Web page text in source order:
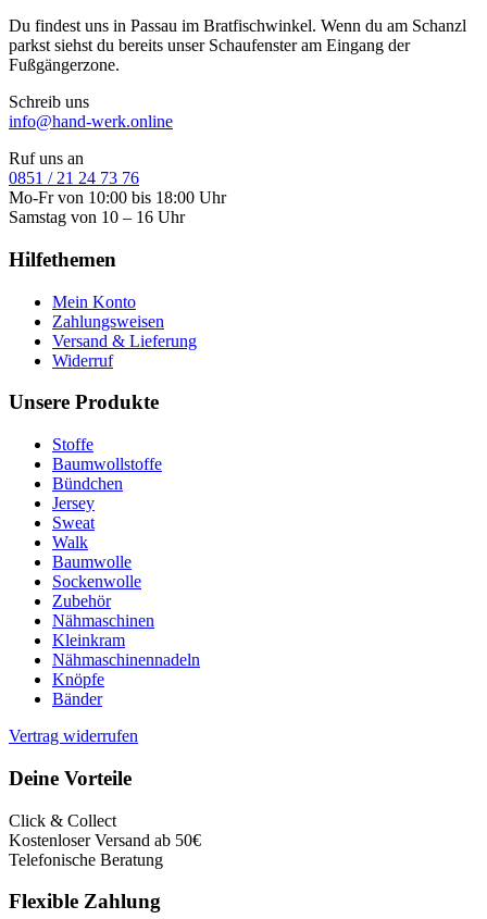
Du findest uns in Passau im Bratfischwinkel. Wenn du am Schanzl
parkst siehst du bereits unser Schaufenster am Eingang der
Fußgängerzone.
Schreib uns
info@hand-werk.online
Ruf uns an
0851 / 21 24 73 76
Mo-Fr von 10:00 bis 18:00 Uhr
Samstag von 10 – 16 Uhr
Hilfethemen
Mein Konto
Zahlungsweisen
Versand & Lieferung
Widerruf
Unsere Produkte
Stoffe
Baumwollstoffe
Bündchen
Jersey
Sweat
Walk
Baumwolle
Sockenwolle
Zubehör
Nähmaschinen
Kleinkram
Nähmaschinennadeln
Knöpfe
Bänder
Vertrag widerrufen
Deine Vorteile
Click & Collect
Kostenloser Versand ab 50€
Telefonische Beratung
Flexible Zahlung